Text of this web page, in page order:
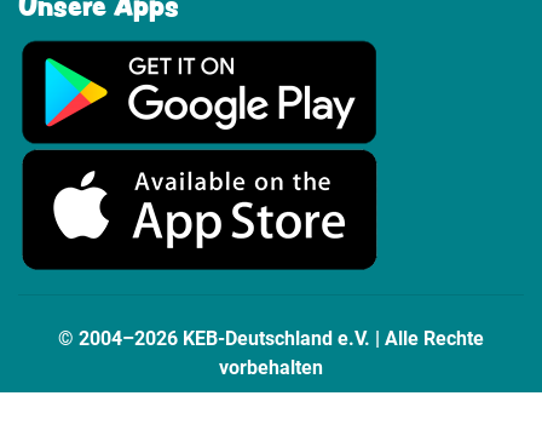
© 2004–2026 KEB-Deutschland e.V. | Alle Rechte
vorbehalten